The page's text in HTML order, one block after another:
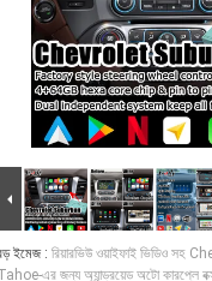
ইমেজ : রিয়ারভিউ ওয়াইফাই ভিডিও সহ
এর জন্য অ্যান্ড্রয়েড অটো কারপ্লে